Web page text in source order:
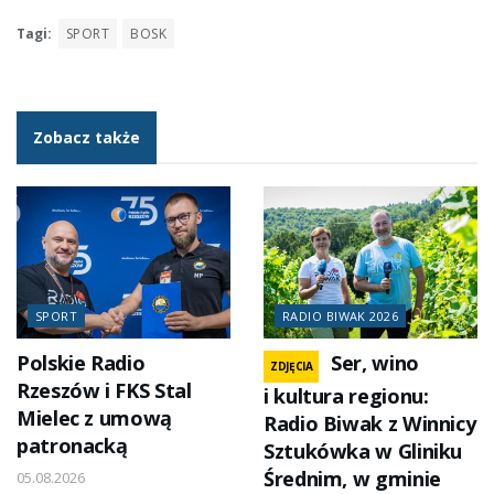
Tagi: SPORT BOSK
Zobacz także
SPORT
Polskie Radio
Rzeszów i FKS Stal
Mielec z umową
patronacką
05.08.2026
RADIO BIWAK 2026
ZDJĘCIA
Ser, wino
i kultura regionu:
Radio Biwak z Winnicy
Sztukówka w Gliniku
Średnim, w gminie